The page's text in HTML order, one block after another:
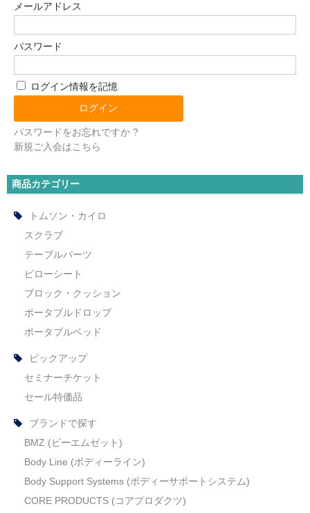
メールアドレス
パスワード
ログイン情報を記憶
パスワードをお忘れですか ?
新規ご入会はこちら
商品カテゴリー
トムソン・カイロ
スクラブ
テーブルパーツ
ピローシート
ブロック・クッション
ポータブルドロップ
ポータブルベッド
ピックアップ
セミナーチケット
セール特価品
ブランドで探す
BMZ (ビーエムゼット)
Body Line (ボディーライン)
Body Support Systems (ボディーサポートシステム)
CORE PRODUCTS (コアプロダクツ)